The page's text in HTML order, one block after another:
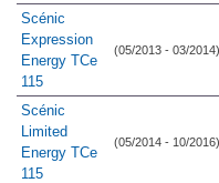
Scénic
Expression
Energy TCe
115
(05/2013 - 03/
Scénic
Limited
Energy TCe
115
(05/2014 - 10/